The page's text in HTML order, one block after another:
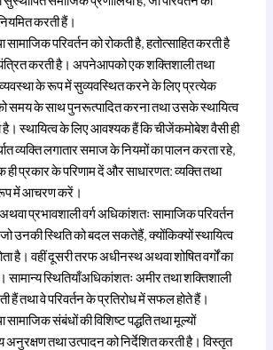
करती हैं।
परिवर्तन को रोकती है, हतोत्साहित करती है
करती है। अपनेआपको एक शक्तिशाली तथा
के रूप में सुव्यवस्थित करने के लिए प्रत्येक
के साथ पुनरूत्पादित करना तथा उसके स्थायित्व
है। स्थायित्व के लिए आवश्यक हैं कि चीजेंकमोबेश वैसी ही
व्यक्ति लगातार समाज के नियमों का पालन करता रहे,
ही प्रकार के परिणाम दें और साधारणत: व्यक्ति तथा
रूप में आचरण करें।
प्रभावशाली वर्ग अधिकांशतः सामाजिक परिवर्तन
उनकी स्थिति को बदल सकतेहैं, क्योंकिक्यों स्थायित्व
है। वहीं दूसरी तरफ अधीनस्थ अथवा शोषित वर्गों का
सामान्य स्थितियाँअधिकांशतः अमीर तथा शक्तिशाली
हैं तथा वे परिवर्तन के प्रतिरोध में सफल होते हैं।
संबंधों की विशिष्ट पद्धति तथा मूल्यों
तथा उत्पादन को निर्देशित करती है। विस्तृत